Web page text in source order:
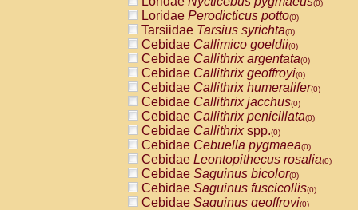
(0)
Loridae Perodicticus potto(0)
Tarsiidae Tarsius syrichta(0)
Cebidae Callimico goeldii(0)
Cebidae Callithrix argentata(0)
Cebidae Callithrix geoffroyi(0)
Cebidae Callithrix humeralifer(0)
Cebidae Callithrix jacchus(0)
Cebidae Callithrix penicillata(0)
Cebidae Callithrixspp.(0)
Cebidae Cebuella pygmaea(0)
Cebidae Leontopithecus rosalia(0)
Cebidae Saguinus bicolor(0)
Cebidae Saguinus fuscicollis(0)
Cebidae Saguinus geoffroyi(0)